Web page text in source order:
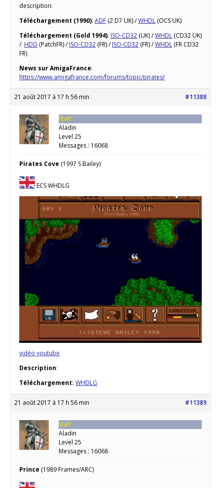
description:
Téléchargement (1990): ADF (2 D7 UK) /WHDL (OCS UK)
Téléchargement (Gold 1994): ISO-CD32 (UK) /WHDL (CD32 UK)
/ HDD (PatchFR) /ISO-CD32 (FR) /ISO-CD32 (FR) /WHDL (FR CD32
FR)
News sur AmigaFrance:
https://www.amigafrance.com/forums/topic/pirates/
21 août 2017 à 17 h 56 min #11388
Staff
Aladin
Level 25
Messages : 16068
Pirates Cove (1997 S Bailey)
ECS WHDLG
vidéo youtube
Description:
Téléchargement: WHDLG
21 août 2017 à 17 h 56 min #11389
Staff
Aladin
Level 25
Messages : 16068
Prince (1989 Frames/ARC)